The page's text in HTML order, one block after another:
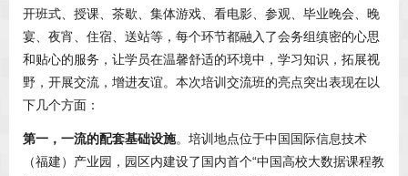
开班式、授课、茶歇、集体游戏、看电影、参观、毕业晚会、晚
宴、夜宵、住宿、送站等，每个环节都融入了会务组缜密的心思
和贴心的服务，让学员在温馨舒适的环境中，学习知识，拓展视
野，开展交流，增进友谊。本次培训交流班的亮点突出表现在以
下几个方面：
第一，一流的配套基础设施。培训地点位于中国国际信息技术
（福建）产业园，园区内建设了国内首个“中国高校大数据课程教